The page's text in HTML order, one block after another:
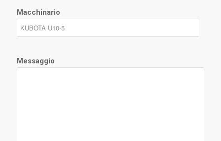
Macchinario
Messaggio